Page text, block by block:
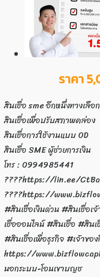
ราคา
สินเชื่อ sme อีกหนึ่งทางเลือ
สินเชื่อเพื่อปรับสภาพคล่อง
สินเชื่อการใช้งานแบบ OD
สินเชื่อ SME ผู้ช่วยการเงิน
โทร : 0994985441
????https://lin.ee/
????https://
#สินเชื่อเงินด่วน #สินเชื่อเ
เชื่อออนไลน์ #สินเชื่อ #สิน
#สินเชื่อเพื่อธุรกิจ #เจ้าขอ
https://
นอกระบบ-โอนเขาบญช